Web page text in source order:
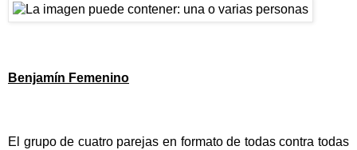
Benjamín Femenino
El grupo de cuatro parejas en formato de todas contra todas